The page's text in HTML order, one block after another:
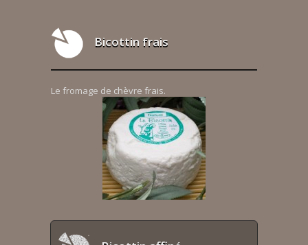
Bicottin frais
Le fromage de chèvre frais.